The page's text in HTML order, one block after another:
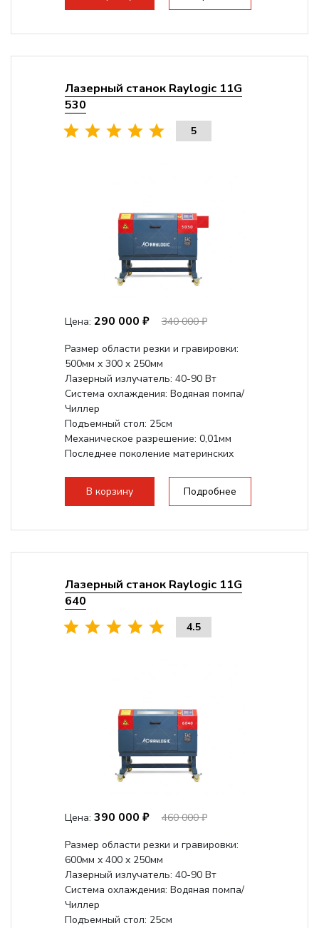
Лазерный станок Raylogic 11G
530
5
Цена: 290 000 ₽
340 000 ₽
Размер области резки и гравировки:
500мм х 300 х 250мм
Лазерный излучатель: 40-90 Вт
Система охлаждения: Водяная помпа/
Чиллер
Подъемный стол: 25см
Механическое разрешение: 0,01мм
Последнее поколение материнских
В корзину Подробнее
Лазерный станок Raylogic 11G
640
4.5
Цена: 390 000 ₽
460 000 ₽
Размер области резки и гравировки:
600мм х 400 х 250мм
Лазерный излучатель: 40-90 Вт
Система охлаждения: Водяная помпа/
Чиллер
Подъемный стол: 25см